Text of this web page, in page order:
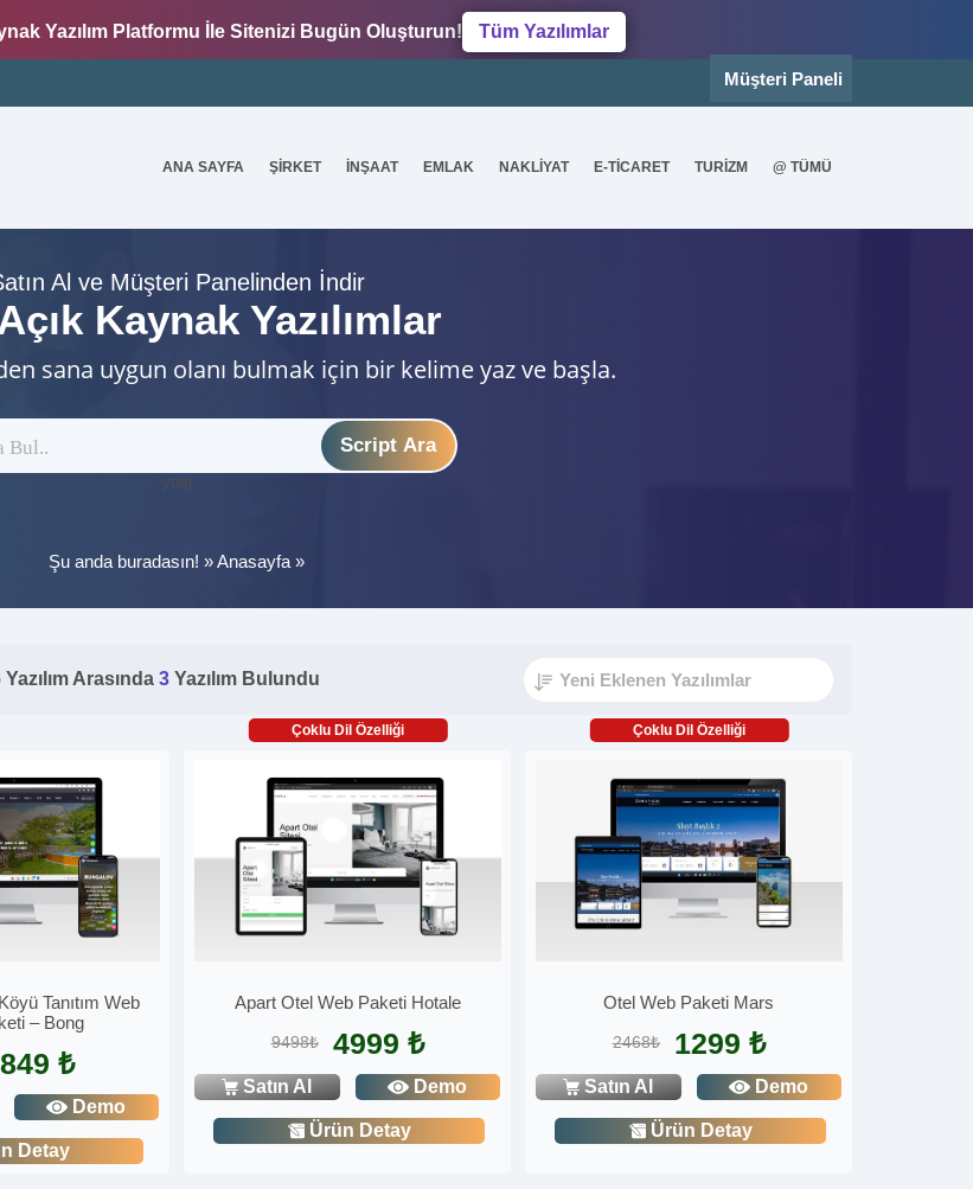
Yazılım Platformu İle Sitenizi Bugün Oluşturun! Tüm Yazılımlar
Müşteri Paneli
ANA SAYFA ŞİRKET İNŞAAT EMLAK NAKLİYAT E-TİCARET TURİZM @ TÜMÜ
Al ve Müşteri Panelinden İndir
Kaynak Yazılımlar
sana uygun olanı bulmak için bir kelime yaz ve başla.
Script Ara
ytag
Şu anda buradasın! »Anasayfa »
Arasında 3 Yazılım Bulundu
Tanıtım Web
– Bong
849 ₺
Demo
Detay
Çoklu Dil Özelliği
Apart Otel Web Paketi Hotale
9498₺ 4999 ₺
Satın Al Demo
Ürün Detay
Çoklu Dil Özelliği
Otel Web Paketi Mars
2468₺ 1299 ₺
Satın Al Demo
Ürün Detay